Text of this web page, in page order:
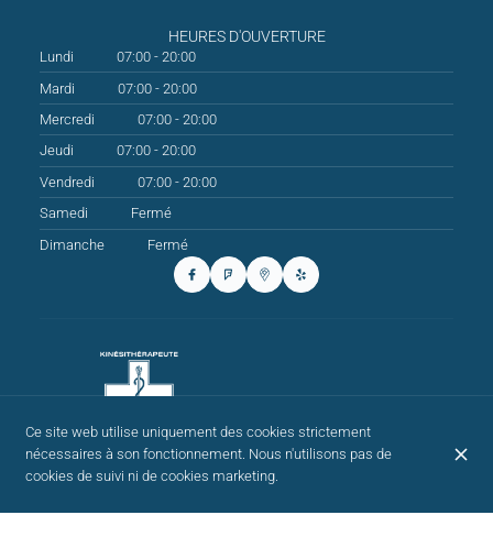
HEURES D'OUVERTURE
Lundi
07:00 - 20:00
Mardi
07:00 - 20:00
Mercredi
07:00 - 20:00
Jeudi
07:00 - 20:00
Vendredi
07:00 - 20:00
Samedi
Fermé
Dimanche
Fermé
Ce site web utilise uniquement des cookies strictement
nécessaires à son fonctionnement. Nous n'utilisons pas de
cookies de suivi ni de cookies marketing.